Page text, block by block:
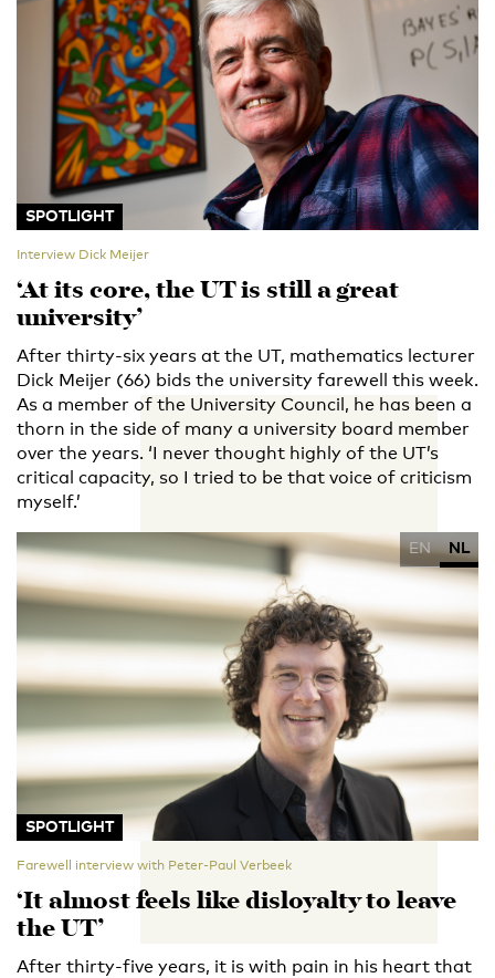
SPOTLIGHT
Interview Dick Meijer
‘At its core, the UT is still a great
university’
After thirty-six years at the UT, mathematics lecturer
Dick Meijer (66) bids the university farewell this week.
As a member of the University Council, he has been a
thorn in the side of many a university board member
over the years. ‘I never thought highly of the UT’s
critical capacity, so I tried to be that voice of criticism
myself.’
EN NL
SPOTLIGHT
Farewell interview with Peter-Paul Verbeek
‘It almost feels like disloyalty to leave
the UT’
After thirty-five years, it is with pain in his heart that